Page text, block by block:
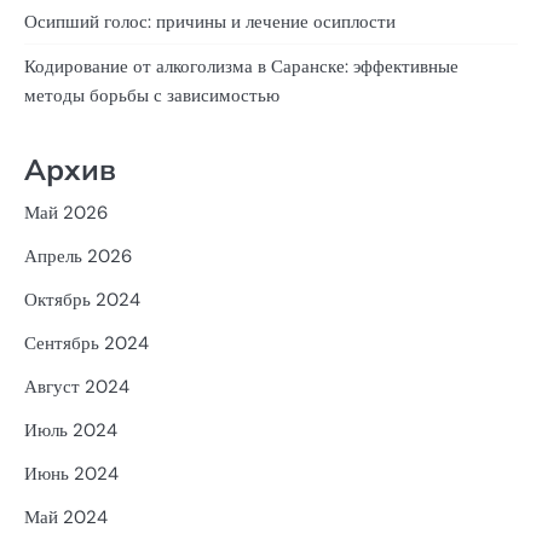
Осипший голос: причины и лечение осиплости
Кодирование от алкоголизма в Саранске: эффективные
методы борьбы с зависимостью
Архив
Май 2026
Апрель 2026
Октябрь 2024
Сентябрь 2024
Август 2024
Июль 2024
Июнь 2024
Май 2024